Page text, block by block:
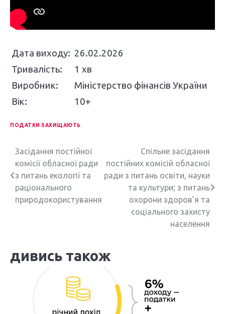
Дата виходу: 26.02.2026
Тривалість:
1 хв
Виробник:
Міністерство фінансів України
Вік:
10+
ПОДАТКИ ЗАХИЩАЮТЬ
Н
а
в
ц
Засідання постійної
комісії обласної ради
з питань екології та
раціонального
природокористування
Спільне засідання
постійних комісій обласної
ради з питань освіти, науки
та культури; з питань
охорони здоров’я та
соціального захисту
населення
дивись також